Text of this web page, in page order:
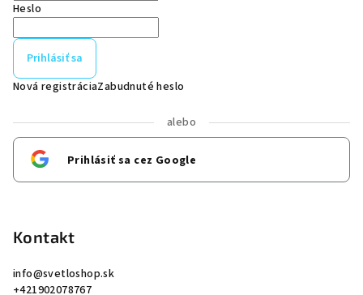
Heslo
Prihlásiť sa
Nová registráciaZabudnuté heslo
alebo
Prihlásiť sa cez Google
Kontakt
info@svetloshop.sk
+421902078767